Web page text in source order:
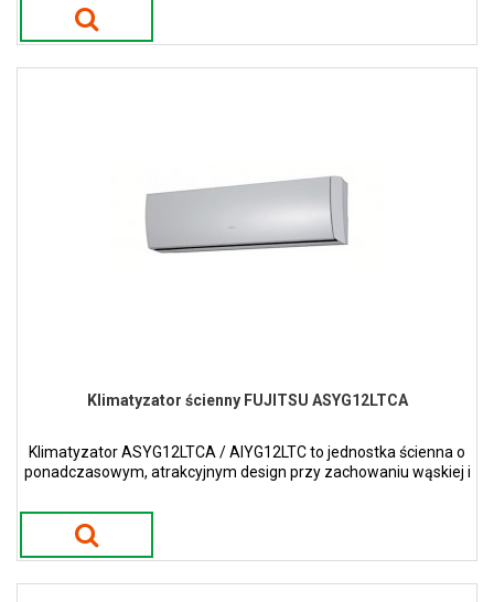
Klimatyzator ścienny FUJITSU ASYG12LTCA
Klimatyzator ASYG12LTCA / AIYG12LTC to jednostka ścienna o
ponadczasowym, atrakcyjnym design przy zachowaniu wąskiej i